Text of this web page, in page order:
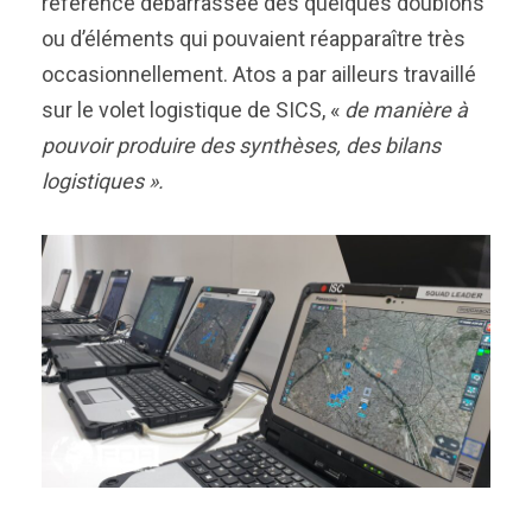
ou d’éléments qui pouvaient réapparaître très
occasionnellement. Atos a par ailleurs travaillé
sur le volet logistique de SICS, « de manière à
pouvoir produire des synthèses, des bilans
logistiques ».